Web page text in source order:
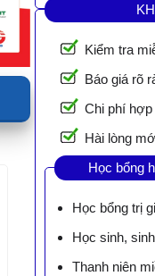
Kiểm tra
Báo giá rõ
Chi phí hợp
Hài lòng
Học bổng
Học bổng trị
Học sinh,
Thanh niên